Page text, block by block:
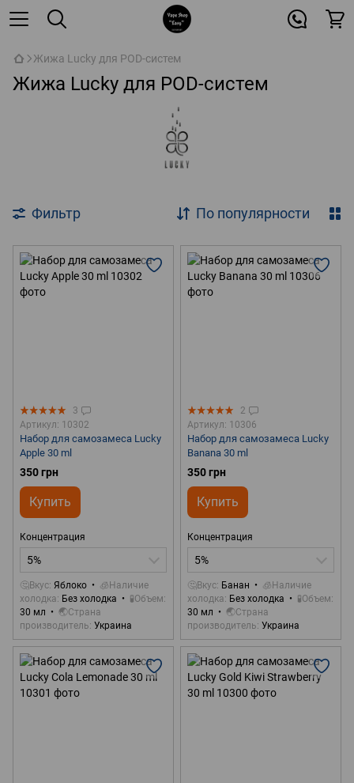
Жижа Lucky для POD-систем
Жижа Lucky для POD-систем
Фильтр По популярности
3
Артикул: 10302
Набор для самозамеса Lucky
Apple 30 ml
350 грн
Купить
Концентрация
5%
🤔Вкус Яблоко
🧊Наличие
холодка
Без холодка
🧪Объем
30 мл
🌏Страна
производитель Украина
2
Артикул: 10306
Набор для самозамеса Lucky
Banana 30 ml
350 грн
Купить
Концентрация
5%
🤔Вкус Банан
🧊Наличие
холодка
Без холодка
🧪Объем
30 мл
🌏Страна
производитель Украина